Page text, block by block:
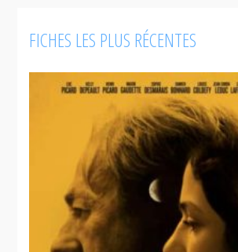
FICHES LES PLUS RÉCENTES